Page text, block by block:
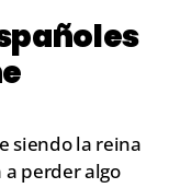
siendo la reina
perder algo